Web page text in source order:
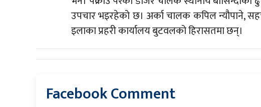
उपचार भइरहेको छ। अर्का चालक कपिल न्यौपाने,
इलाका प्रहरी कार्यालय बुटवलको हिरासतमा छन्।
Facebook Comment